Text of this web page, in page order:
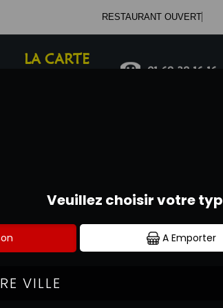
RESTAURANT OUVERT
LA CARTE
SALADES